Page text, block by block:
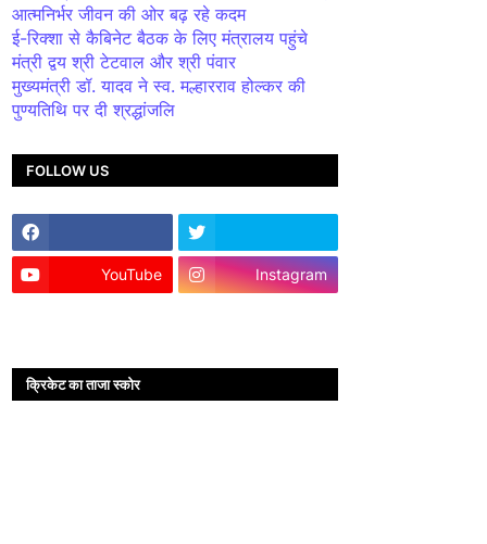
आत्मनिर्भर जीवन की ओर बढ़ रहे कदम
ई-रिक्शा से कैबिनेट बैठक के लिए मंत्रालय पहुंचे
मंत्री द्वय श्री टेटवाल और श्री पंवार
मुख्यमंत्री डॉ. यादव ने स्व. मल्हारराव होल्कर की
पुण्यतिथि पर दी श्रद्धांजलि
FOLLOW US
YouTube Instagram
क्रिकेट का ताजा स्कोर